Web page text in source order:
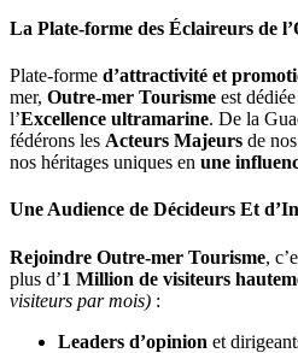
La Plate-forme des Éclaireurs de
Plate-forme d’attractivité et
mer, Outre-mer Tourisme est
l’Excellence ultramarine. De la
fédérons les Acteurs Majeurs de
nos héritages uniques en une
Une Audience de Décideurs Et
Rejoindre Outre-mer Tourisme,
plus d’1 Million de visiteurs
visiteurs par mois) :
Leaders d’opinion et